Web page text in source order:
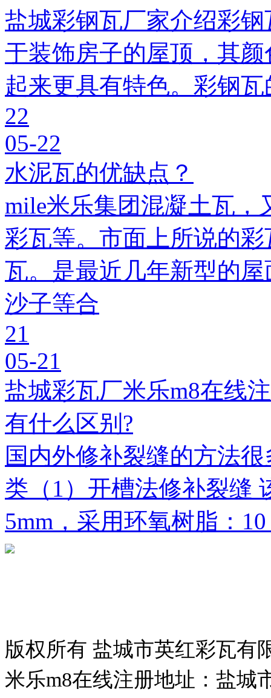
盐城彩钢瓦厂家介绍彩
于装饰房子的屋顶，其
起来更具有特色。彩钢
22
05-22
水泥瓦的优缺点？
mile米乐集团混凝土瓦，
彩瓦等。市面上所说的
瓦。是最近几年新型的
沙子等合
21
05-21
盐城彩瓦厂米乐m8在线
有什么区别?
国内外修补裂缝的方法
类（1）开槽法修补裂缝
5mm，采用环氧树脂：
版权所有 盐城市英红彩瓦有
米乐m8在线注册地址：盐城